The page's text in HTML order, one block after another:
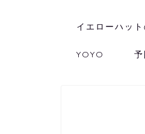
イエローハッ
YOYO